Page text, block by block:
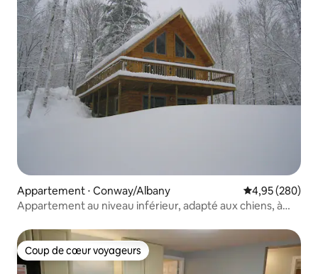
Appartement ⋅ Conway/Albany Évaluation
4,95 (280)
Appartement au niveau inférieur, adapté aux chiens, à
Coup de cœur voyageurs
Coup de cœur voyageurs